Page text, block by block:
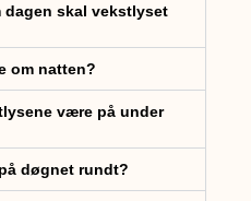
dagen skal vekstlyset
om natten?
være på under
døgnet rundt?